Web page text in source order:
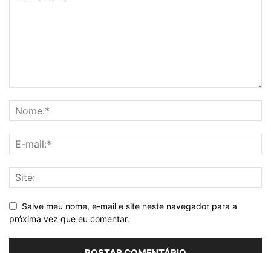
Salve meu nome, e-mail e site neste navegador para a
próxima vez que eu comentar.